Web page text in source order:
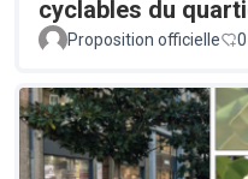
cyclables du
Proposition officielle 0